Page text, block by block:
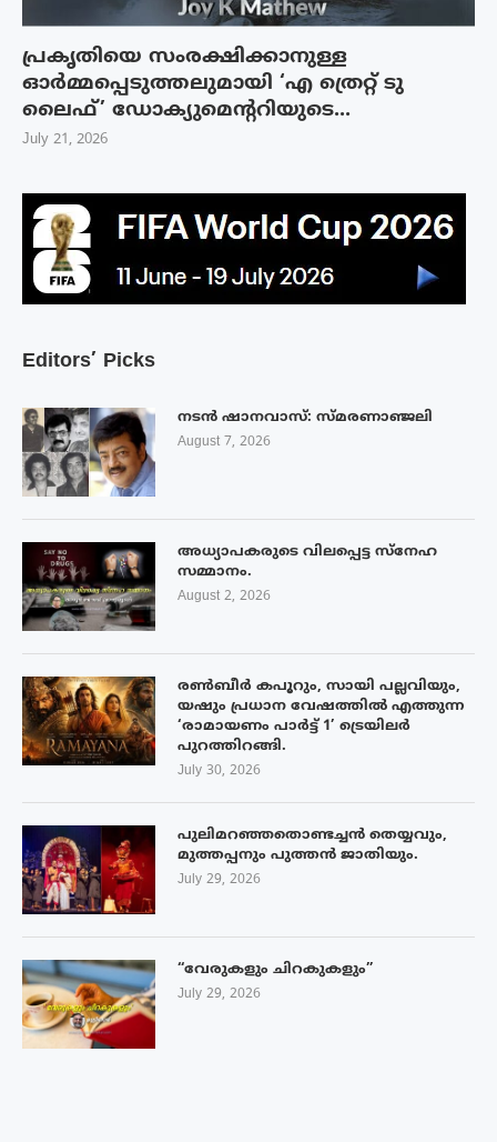
Editors’ Picks
നടൻ ഷാനവാസ്: സ്മരണാഞ്ജലി
August 7, 2026
അധ്യാപകരുടെ വിലപ്പെട്ട സ്നേഹ
സമ്മാനം.
August 2, 2026
രൺബീർ കപൂറും, സായി പല്ലവിയും,
യഷും പ്രധാന വേഷത്തിൽ എത്തുന്ന
‘രാമായണം പാർട്ട് 1’ ട്രെയിലർ
പുറത്തിറങ്ങി.
July 30, 2026
പുലിമറഞ്ഞതൊണ്ടച്ചൻ തെയ്യവും,
മുത്തപ്പനും പുത്തൻ ജാതിയും.
July 29, 2026
“വേരുകളും ചിറകുകളും”
July 29, 2026
പ്രകൃതിയെ സംരക്ഷിക്കാനുള്ള
ഓർമ്മപ്പെടുത്തലുമായി ‘എ ത്രെറ്റ് ടു
ലൈഫ്’ ഡോക്യുമെന്ററിയുടെ...
July 21, 2026